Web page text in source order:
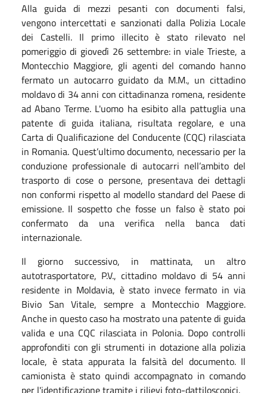
Alla guida di mezzi pesanti con documenti falsi,
vengono intercettati e sanzionati dalla Polizia Locale
dei Castelli. Il primo illecito è stato rilevato nel
pomeriggio di giovedì 26 settembre: in viale Trieste, a
Montecchio Maggiore, gli agenti del comando hanno
fermato un autocarro guidato da M.M., un cittadino
moldavo di 34 anni con cittadinanza romena, residente
ad Abano Terme. L'uomo ha esibito alla pattuglia una
patente di guida italiana, risultata regolare, e una
Carta di Qualificazione del Conducente (CQC) rilasciata
in Romania. Quest’ultimo documento, necessario per la
conduzione professionale di autocarri nell’ambito del
trasporto di cose o persone, presentava dei dettagli
non conformi rispetto al modello standard del Paese di
emissione. Il sospetto che fosse un falso è stato poi
confermato da una verifica nella banca dati
internazionale.
Il giorno successivo, in mattinata, un altro
autotrasportatore, P.V., cittadino moldavo di 54 anni
residente in Moldavia, è stato invece fermato in via
Bivio San Vitale, sempre a Montecchio Maggiore.
Anche in questo caso ha mostrato una patente di guida
valida e una CQC rilasciata in Polonia. Dopo controlli
approfonditi con gli strumenti in dotazione alla polizia
locale, è stata appurata la falsità del documento. Il
camionista è stato quindi accompagnato in comando
per l'identificazione tramite i rilievi foto-dattiloscopici.